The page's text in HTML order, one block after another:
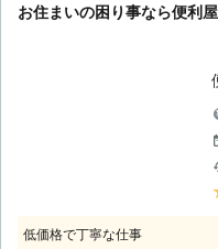
お住まいの困り事なら便利
低価格で丁寧な仕事